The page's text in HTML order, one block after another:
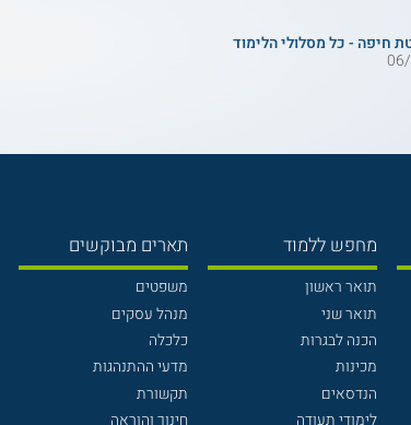
חיפה - כל מסלולי הלימוד
מחפש ללמוד
תואר ראשון
תואר שני
הכנה לבגרות
מכינות
הנדסאים
לימודי תעודה
תארים מבוקשים
משפטים
מנהל עסקים
כלכלה
מדעי ההתנהגות
תקשורת
חינוך והוראה